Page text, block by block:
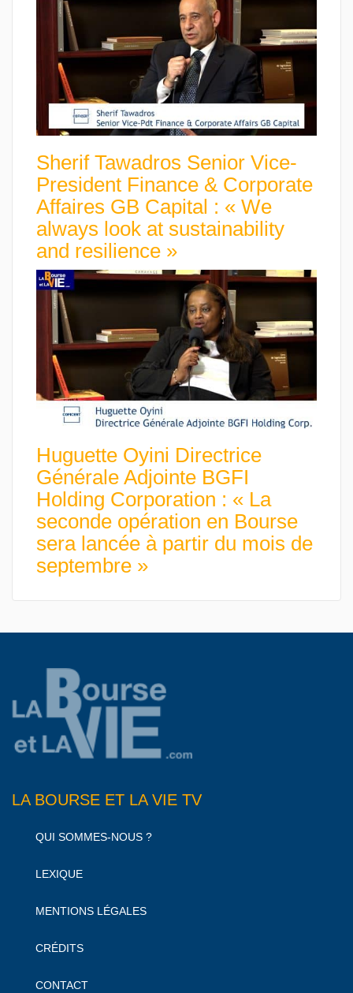
Sherif Tawadros Senior Vice-
President Finance & Corporate
Affaires GB Capital : « We
always look at sustainability
and resilience »
Huguette Oyini Directrice
Générale Adjointe BGFI
Holding Corporation : « La
seconde opération en Bourse
sera lancée à partir du mois de
septembre »
LA BOURSE ET LA VIE TV
QUI SOMMES-NOUS ?
LEXIQUE
MENTIONS LÉGALES
CRÉDITS
CONTACT